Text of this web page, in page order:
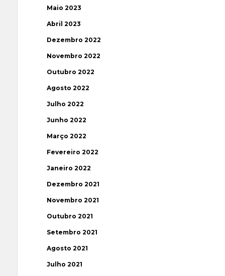
Maio 2023
Abril 2023
Dezembro 2022
Novembro 2022
Outubro 2022
Agosto 2022
Julho 2022
Junho 2022
Março 2022
Fevereiro 2022
Janeiro 2022
Dezembro 2021
Novembro 2021
Outubro 2021
Setembro 2021
Agosto 2021
Julho 2021